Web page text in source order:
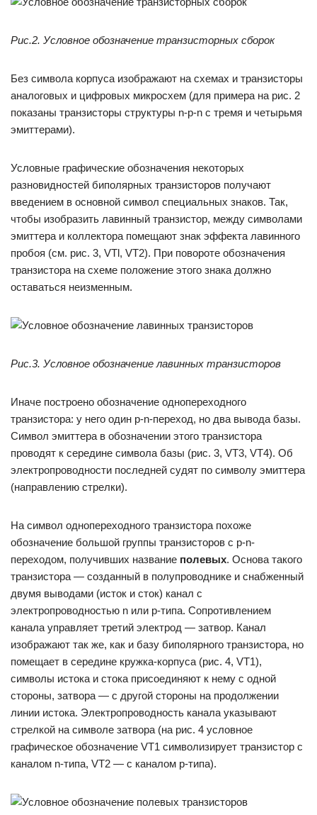
Рис.2. Условное обозначение транзисторных сборок
Без символа корпуса изображают на схемах и транзисторы
аналоговых и цифровых микросхем (для примера на рис. 2
показаны транзисторы структуры n-p-n с тремя и четырьмя
эмиттерами).
Условные графические обозначения некоторых
разновидностей биполярных транзисторов получают
введением в основной символ специальных знаков. Так,
чтобы изобразить лавинный транзистор, между символами
эмиттера и коллектора помещают знак эффекта лавинного
пробоя (см. рис. 3, VTl, VT2). При повороте обозначения
транзистора на схеме положение этого знака должно
оставаться неизменным.
Рис.3. Условное обозначение лавинных транзисторов
Иначе построено обозначение однопереходного
транзистора: у него один p-n-переход, но два вывода базы.
Символ эмиттера в обозначении этого транзистора
проводят к середине символа базы (рис. 3, VT3, VT4). Об
электропроводности последней судят по символу эмиттера
(направлению стрелки).
На символ однопереходного транзистора похоже
обозначение большой группы транзисторов с p-n-
переходом, получивших название полевых. Основа такого
транзистора — созданный в полупроводнике и снабженный
двумя выводами (исток и сток) канал с
электропроводностью n или p-типа. Сопротивлением
канала управляет третий электрод — затвор. Канал
изображают так же, как и базу биполярного транзистора, но
помещает в середине кружка-корпуса (рис. 4, VT1),
символы истока и стока присоединяют к нему с одной
стороны, затвора — с другой стороны на продолжении
линии истока. Электропроводность канала указывают
стрелкой на символе затвора (на рис. 4 условное
графическое обозначение VT1 символизирует транзистор с
каналом n-типа, VT2 — с каналом p-типа).